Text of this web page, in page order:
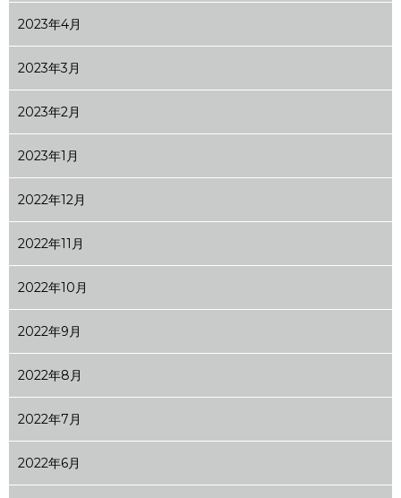
2023年4月
2023年3月
2023年2月
2023年1月
2022年12月
2022年11月
2022年10月
2022年9月
2022年8月
2022年7月
2022年6月